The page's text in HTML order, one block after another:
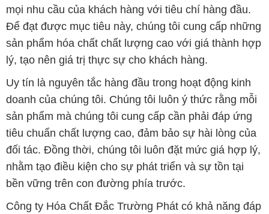
mọi nhu cầu của khách hàng với tiêu chí hàng đầu.
Để đạt được mục tiêu này, chúng tôi cung cấp những
sản phẩm hóa chất chất lượng cao với giá thành hợp
lý, tạo nên giá trị thực sự cho khách hàng.
Uy tín là nguyên tắc hàng đầu trong hoạt động kinh
doanh của chúng tôi. Chúng tôi luôn ý thức rằng mỗi
sản phẩm mà chúng tôi cung cấp cần phải đáp ứng
tiêu chuẩn chất lượng cao, đảm bảo sự hài lòng của
đối tác. Đồng thời, chúng tôi luôn đặt mức giá hợp lý,
nhằm tạo điều kiện cho sự phát triển và sự tồn tại
bền vững trên con đường phía trước.
Công ty Hóa Chất Đắc Trường Phát có khả năng đáp